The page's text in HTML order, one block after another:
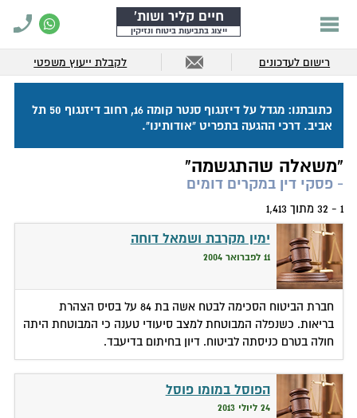
חיים קליר ושות'
ייצוג בתביעות ביטוח ונזיקין
רישום לעדכונים לקבלת ייעוץ משפטי
כתובתנו: מגדל על דיזנגוף סנטר קומה 16, רחוב דיזנגוף 50 תל
אביב. דרכי ההגעה בתפריט "אודותינו".
"משאלה שהתגשמה"
- פסקי דין במקרים דומים
1 - 32 מתוך 1,413
ימין מקרבת ושמאל דוחה
11 לפברואר 2004
חברת הביטוח הסכימה לבטח אשה בת 84 על בסיס הצהרת
בריאות. כשנפלה המבוטחת למצב סיעודי טענה כי המבוטחת היתה
חולה בטרם כניסתה לביטוח. דיון בחיתום בדיעבד.
הפוסל במומו פוסל
24 ליולי 2013